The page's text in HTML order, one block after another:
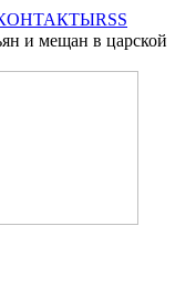
RSS
и мещан в царской